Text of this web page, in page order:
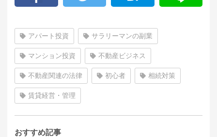
アパート投資 サラリーマンの副業
マンション投資 不動産ビジネス
不動産関連の法律 初心者 相続対策
賃貸経営・管理
おすすめ記事